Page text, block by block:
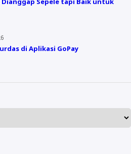
di Aplikasi GoPay